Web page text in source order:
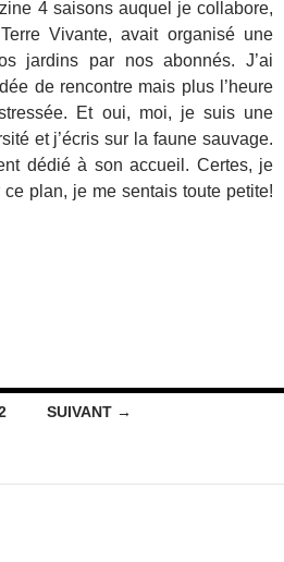
4 saisons auquel je collabore,
Vivante, avait organisé une
jardins par nos abonnés. J’ai
de rencontre mais plus l’heure
Et oui, moi, je suis une
et j’écris sur la faune sauvage.
dédié à son accueil. Certes, je
plan, je me sentais toute petite!
SUIVANT →